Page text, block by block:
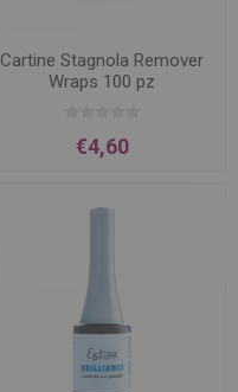
Cartine Stagnola Remover
Wraps 100 pz
€4,60